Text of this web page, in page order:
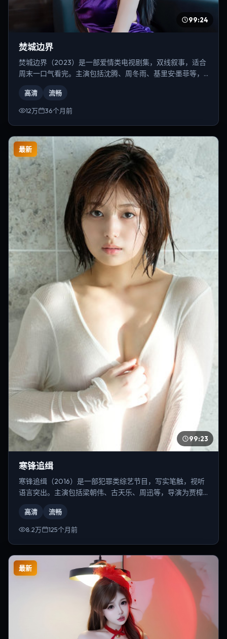
99:24
焚城边界
焚城边界（2023）是一部爱情类电视剧集，双线叙事，适合
周末一口气看完。主演包括沈腾、周冬雨、基里安·墨菲等，
高清 流畅
12万 36个月前
最新
99:23
寒锋追缉
寒锋追缉（2016）是一部犯罪类综艺节目，写实笔触，视听
语言突出。主演包括梁朝伟、古天乐、周迅等，导演为贾樟
高清 流畅
8.2万 125个月前
最新